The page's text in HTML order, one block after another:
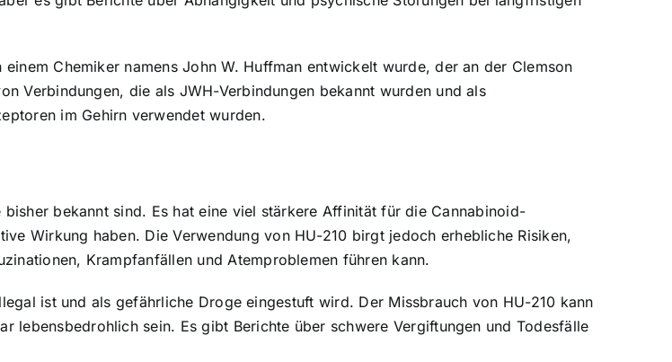
Chemiker namens John W. Huffman entwickelt wurde, der an der Clemson
Verbindungen, die als JWH-Verbindungen bekannt wurden und als
im Gehirn verwendet wurden.
bekannt sind. Es hat eine viel stärkere Affinität für die Cannabinoid-
Wirkung haben. Die Verwendung von HU-210 birgt jedoch erhebliche Risiken,
Krampfanfällen und Atemproblemen führen kann.
ist und als gefährliche Droge eingestuft wird. Der Missbrauch von HU-210 kann
lebensbedrohlich sein. Es gibt Berichte über schwere Vergiftungen und Todesfälle